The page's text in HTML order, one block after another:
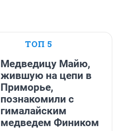
ТОП 5
Медведицу Майю,
жившую на цепи в
Приморье,
познакомили с
гималайским
медведем Фиником